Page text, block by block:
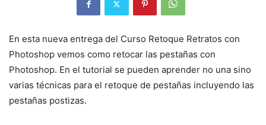
En esta nueva entrega del Curso Retoque Retratos con
Photoshop vemos como retocar las pestañas con
Photoshop. En el tutorial se pueden aprender no una sino
varias técnicas para el retoque de pestañas incluyendo las
pestañas postizas.